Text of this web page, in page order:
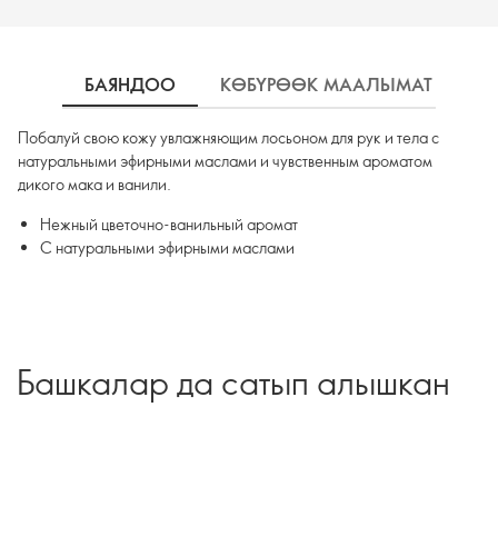
БАЯНДОО КӨБҮРӨӨК МААЛЫМАТ
Побалуй свою кожу увлажняющим лосьоном для рук и тела с
натуральными эфирными маслами и чувственным ароматом
дикого мака и ванили.
Нежный цветочно-ванильный аромат
С натуральными эфирными маслами
Башкалар да сатып алышкан